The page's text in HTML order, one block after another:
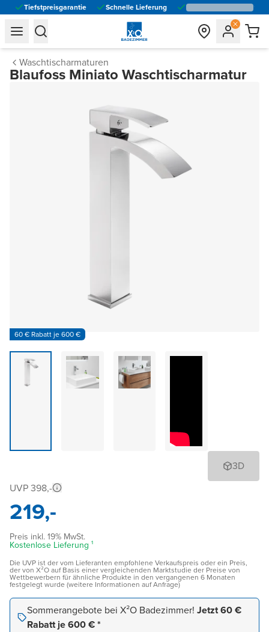
Tiefstpreisgarantie Schnelle Lieferung
general.navigation.toggle_menu.label
general.navigation.toggle_menu.label
Waschtischarmaturen
Blaufoss Miniato Waschtischarmatur
60 € Rabatt je 600 €
3D
UVP 398,-
219,-
Preis inkl. 19% MwSt.
Kostenlose Lieferung ¹
Die UVP ist der vom Lieferanten empfohlene Verkaufspreis oder ein Preis,
der von X²O auf Basis einer vergleichenden Marktstudie der Preise von
Wettbewerbern für ähnliche Produkte in den vergangenen 6 Monaten
festgelegt wurde (weitere Informationen auf Anfrage)
Sommerangebote bei X²O Badezimmer! Jetzt 60 €
Rabatt je 600 € *